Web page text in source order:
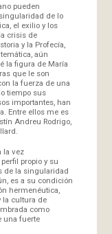
pueden
de lo
el exilio y los
crisis de
y la Profecía,
aún
la figura de María
que le son
la fuerza de una
tiempo sus
importantes, han
Entre ellos me es
Andreu Rodrigo,
la vez
propio y su
de la singularidad
es a su condición
hermenéutica,
la cultura de
como
una fuerte